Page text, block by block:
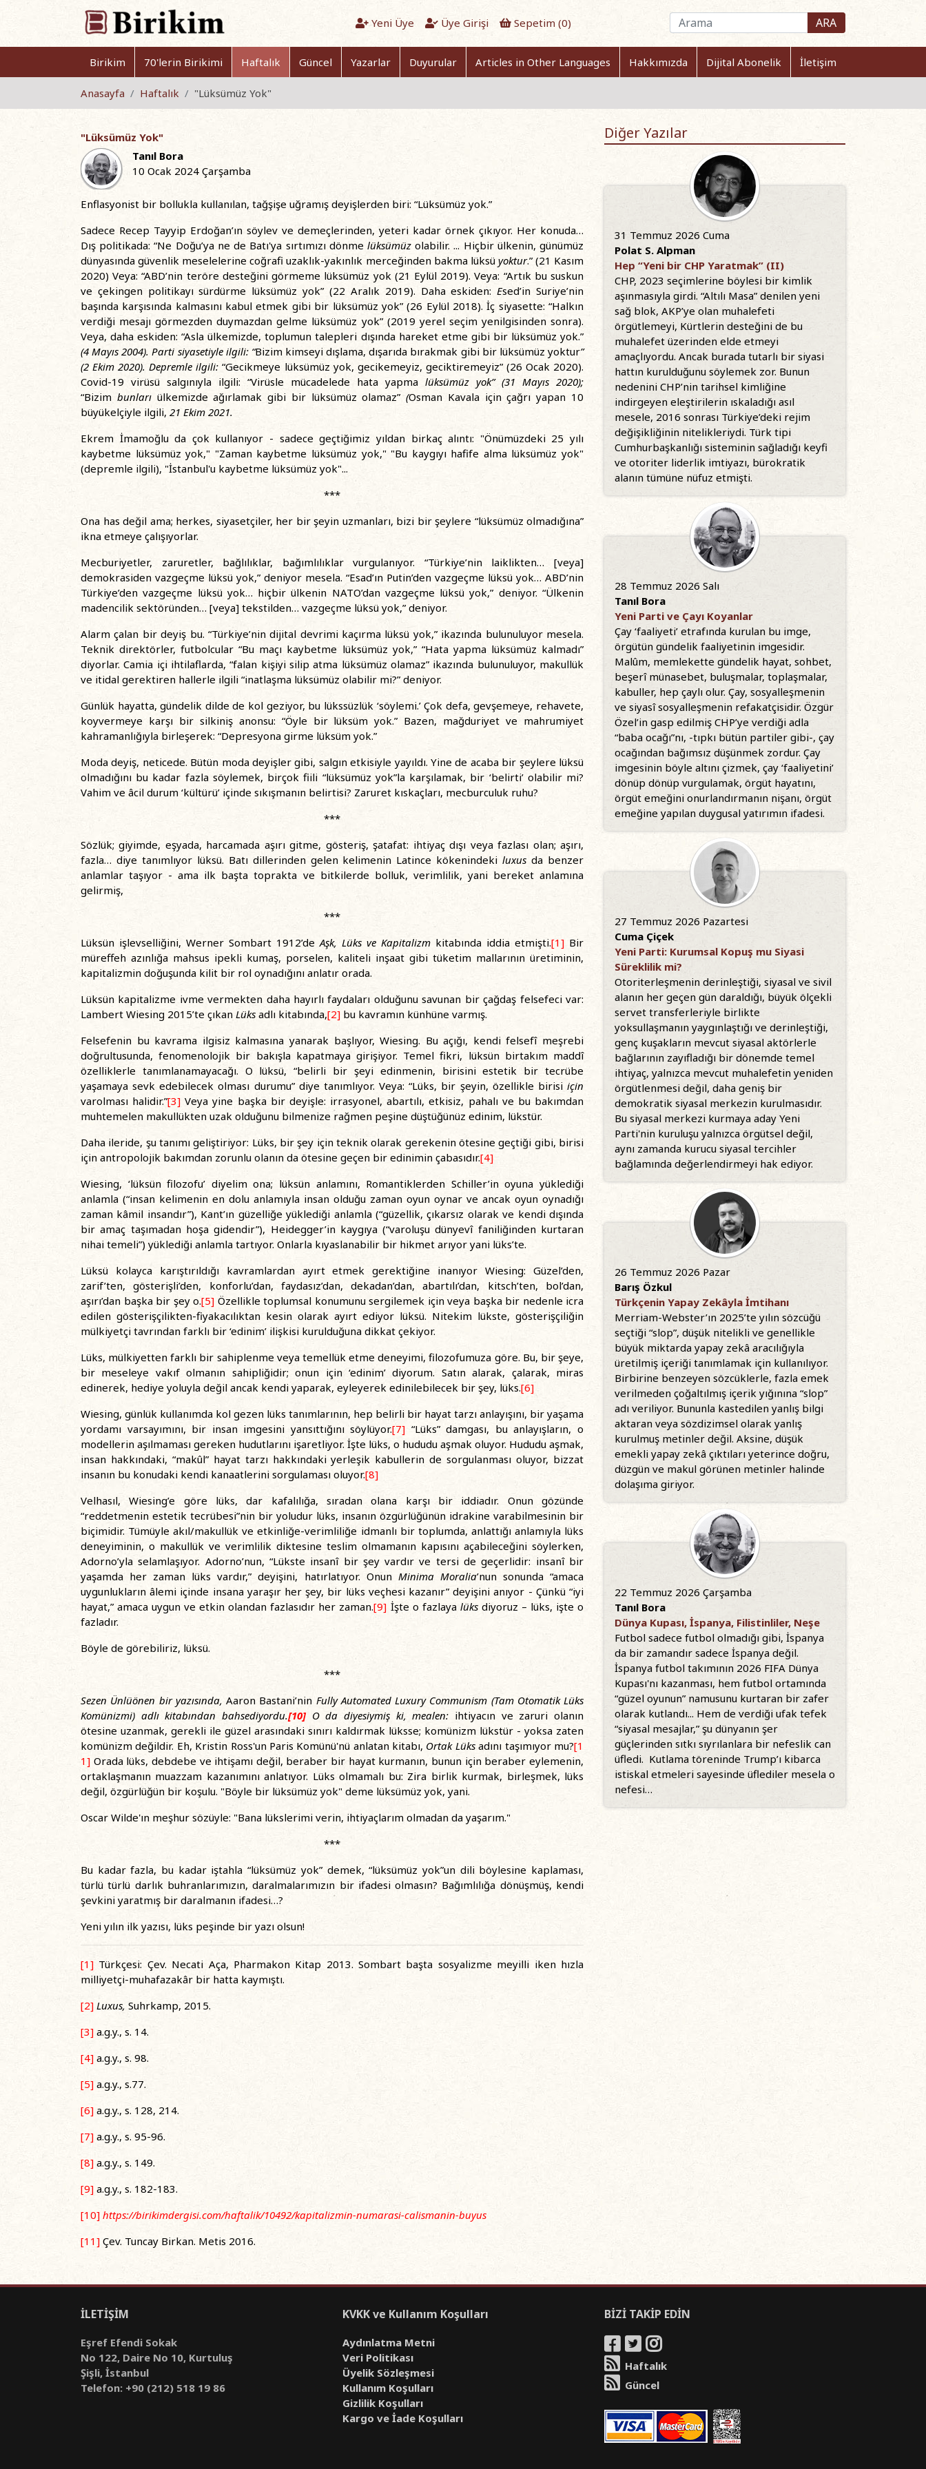
Yeni Üye Üye Girişi Sepetim (0) ARA
Birikim 70'lerin Birikimi Haftalık Güncel Yazarlar Duyurular Articles in Other Languages Hakkımızda Dijital Abonelik İletişim
Anasayfa Haftalık "Lüksümüz Yok"
"Lüksümüz Yok"
Tanıl Bora
10 Ocak 2024 Çarşamba
Enflasyonist bir bollukla kullanılan, tağşişe uğramış deyişlerden biri: “Lüksümüz yok.”
Sadece Recep Tayyip Erdoğan’ın söylev ve demeçlerinden, yeteri kadar örnek çıkıyor. Her konuda…
Dış politikada: “Ne Doğu’ya ne de Batı'ya sırtımızı dönme lüksümüzolabilir. ... Hiçbir ülkenin, günümüz
dünyasında güvenlik meselelerine coğrafi uzaklık-yakınlık merceğinden bakma lüksü yoktur.” (21 Kasım
2020) Veya: “ABD’nin teröre desteğini görmeme lüksümüz yok (21 Eylül 2019). Veya: “Artık bu suskun
ve çekingen politikayı sürdürme lüksümüz yok” (22 Aralık 2019). Daha eskiden:Esed’in Suriye’nin
başında karşısında kalmasını kabul etmek gibi bir lüksümüz yok” (26 Eylül 2018). İç siyasette: “Halkın
verdiği mesajı görmezden duymazdan gelme lüksümüz yok” (2019 yerel seçim yenilgisinden sonra).
Veya, daha eskiden: “Asla ülkemizde, toplumun talepleri dışında hareket etme gibi bir lüksümüz yok.”
(4 Mayıs 2004). Parti siyasetiyle ilgili: “Bizim kimseyi dışlama, dışarıda bırakmak gibi bir lüksümüz yoktur”
(2 Ekim 2020). Depremle ilgili: “Gecikmeye lüksümüz yok, gecikemeyiz, geciktiremeyiz” (26 Ocak 2020).
Covid-19 virüsü salgınıyla ilgili: “Virüsle mücadelede hata yapma lüksümüz yok” (31 Mayıs 2020);
“Bizim bunlarıülkemizde ağırlamak gibi bir lüksümüz olamaz”(Osman Kavala için çağrı yapan 10
büyükelçiyle ilgili, 21 Ekim 2021.
Ekrem İmamoğlu da çok kullanıyor - sadece geçtiğimiz yıldan birkaç alıntı: "Önümüzdeki 25 yılı
kaybetme lüksümüz yok," "Zaman kaybetme lüksümüz yok," "Bu kaygıyı hafife alma lüksümüz yok"
(depremle ilgili), "İstanbul'u kaybetme lüksümüz yok"...
***
Ona has değil ama; herkes, siyasetçiler, her bir şeyin uzmanları, bizi bir şeylere “lüksümüz olmadığına”
ikna etmeye çalışıyorlar.
Mecburiyetler, zaruretler, bağlılıklar, bağımlılıklar vurgulanıyor. “Türkiye’nin laiklikten… [veya]
demokrasiden vazgeçme lüksü yok,” deniyor mesela. “Esad’ın Putin’den vazgeçme lüksü yok… ABD’nin
Türkiye’den vazgeçme lüksü yok… hiçbir ülkenin NATO’dan vazgeçme lüksü yok,” deniyor. “Ülkenin
madencilik sektöründen… [veya] tekstilden… vazgeçme lüksü yok,” deniyor.
Alarm çalan bir deyiş bu. “Türkiye’nin dijital devrimi kaçırma lüksü yok,” ikazında bulunuluyor mesela.
Teknik direktörler, futbolcular “Bu maçı kaybetme lüksümüz yok,” “Hata yapma lüksümüz kalmadı”
diyorlar. Camia içi ihtilaflarda, “falan kişiyi silip atma lüksümüz olamaz” ikazında bulunuluyor, makullük
ve itidal gerektiren hallerle ilgili “inatlaşma lüksümüz olabilir mi?” deniyor.
Günlük hayatta, gündelik dilde de kol geziyor, bu lükssüzlük ‘söylemi.’ Çok defa, gevşemeye, rehavete,
koyvermeye karşı bir silkiniş anonsu: “Öyle bir lüksüm yok.” Bazen, mağduriyet ve mahrumiyet
kahramanlığıyla birleşerek: “Depresyona girme lüksüm yok.”
Moda deyiş, neticede. Bütün moda deyişler gibi, salgın etkisiyle yayıldı. Yine de acaba bir şeylere lüksü
olmadığını bu kadar fazla söylemek, birçok fiili “lüksümüz yok”la karşılamak, bir ‘belirti’ olabilir mi?
Vahim ve âcil durum ‘kültürü’ içinde sıkışmanın belirtisi? Zaruret kıskaçları, mecburculuk ruhu?
***
Sözlük; giyimde, eşyada, harcamada aşırı gitme, gösteriş, şatafat: ihtiyaç dışı veya fazlası olan; aşırı,
fazla… diye tanımlıyor lüksü. Batı dillerinden gelen kelimenin Latince kökenindekiluxus da benzer
anlamlar taşıyor - ama ilk başta toprakta ve bitkilerde bolluk, verimlilik, yani bereket anlamına
gelirmiş,
***
Lüksün işlevselliğini, Werner Sombart 1912’deAşk, Lüks ve Kapitalizm kitabında iddia etmişti.[1] Bir
müreffeh azınlığa mahsus ipekli kumaş, porselen, kaliteli inşaat gibi tüketim mallarının üretiminin,
kapitalizmin doğuşunda kilit bir rol oynadığını anlatır orada.
Lüksün kapitalizme ivme vermekten daha hayırlı faydaları olduğunu savunan bir çağdaş felsefeci var:
Lambert Wiesing 2015’te çıkan Lüks adlı kitabında,[2] bu kavramın künhüne varmış.
Felsefenin bu kavrama ilgisiz kalmasına yanarak başlıyor, Wiesing. Bu açığı, kendi felsefî meşrebi
doğrultusunda, fenomenolojik bir bakışla kapatmaya girişiyor. Temel fikri, lüksün birtakım maddî
özelliklerle tanımlanamayacağı. O lüksü, “belirli bir şeyi edinmenin, birisini estetik bir tecrübe
yaşamaya sevk edebilecek olması durumu” diye tanımlıyor. Veya: “Lüks, bir şeyin, özellikle birisi için
varolması halidir.”[3] Veya yine başka bir deyişle: irrasyonel, abartılı, etkisiz, pahalı ve bu bakımdan
muhtemelen makullükten uzak olduğunu bilmenize rağmen peşine düştüğünüz edinim, lükstür.
Daha ileride, şu tanımı geliştiriyor: Lüks, bir şey için teknik olarak gerekenin ötesine geçtiği gibi, birisi
için antropolojik bakımdan zorunlu olanın da ötesine geçen bir edinimin çabasıdır.[4]
Wiesing, ‘lüksün filozofu’ diyelim ona; lüksün anlamını, Romantiklerden Schiller’in oyuna yüklediği
anlamla (“insan kelimenin en dolu anlamıyla insan olduğu zaman oyun oynar ve ancak oyun oynadığı
zaman kâmil insandır”), Kant’ın güzelliğe yüklediği anlamla (“güzellik, çıkarsız olarak ve kendi dışında
bir amaç taşımadan hoşa gidendir”), Heidegger’in kaygıya (“varoluşu dünyevî faniliğinden kurtaran
nihai temeli”) yüklediği anlamla tartıyor. Onlarla kıyaslanabilir bir hikmet arıyor yani lüks’te.
Lüksü kolayca karıştırıldığı kavramlardan ayırt etmek gerektiğine inanıyor Wiesing: Güzel’den,
zarif’ten, gösterişli’den, konforlu’dan, faydasız’dan, dekadan’dan, abartılı’dan, kitsch’ten, bol’dan,
aşırı’dan başka bir şey o.[5] Özellikle toplumsal konumunu sergilemek için veya başka bir nedenle icra
edilen gösterişçilikten-fiyakacılıktan kesin olarak ayırt ediyor lüksü. Nitekim lükste, gösterişçiliğin
mülkiyetçi tavrından farklı bir ‘edinim’ ilişkisi kurulduğuna dikkat çekiyor.
Lüks, mülkiyetten farklı bir sahiplenme veya temellük etme deneyimi, filozofumuza göre. Bu, bir şeye,
bir meseleye vakıf olmanın sahipliğidir; onun için ‘edinim’ diyorum. Satın alarak, çalarak, miras
edinerek, hediye yoluyla değil ancak kendi yaparak, eyleyerek edinilebilecek bir şey, lüks.[6]
Wiesing, günlük kullanımda kol gezen lüks tanımlarının, hep belirli bir hayat tarzı anlayışını, bir yaşama
yordamı varsayımını, bir insan imgesini yansıttığını söylüyor.[7] “Lüks” damgası, bu anlayışların, o
modellerin aşılmaması gereken hudutlarını işaretliyor. İşte lüks, o hududu aşmak oluyor. Hududu aşmak,
insan hakkındaki, “makûl” hayat tarzı hakkındaki yerleşik kabullerin de sorgulanması oluyor, bizzat
insanın bu konudaki kendi kanaatlerini sorgulaması oluyor.[8]
Velhasıl, Wiesing’e göre lüks, dar kafalılığa, sıradan olana karşı bir iddiadır. Onun gözünde
“reddetmenin estetik tecrübesi”nin bir yoludur lüks, insanın özgürlüğünün idrakine varabilmesinin bir
biçimidir. Tümüyle akıl/makullük ve etkinliğe-verimliliğe idmanlı bir toplumda, anlattığı anlamıyla lüks
deneyiminin, o makullük ve verimlilik diktesine teslim olmamanın kapısını açabileceğini söylerken,
Adorno’yla selamlaşıyor. Adorno’nun, “Lükste insanî bir şey vardır ve tersi de geçerlidir: insanî bir
yaşamda her zaman lüks vardır,” deyişini, hatırlatıyor. Onun Minima Moralia’nun sonunda “amaca
uygunlukların âlemi içinde insana yaraşır her şey, bir lüks veçhesi kazanır” deyişini anıyor - Çünkü “iyi
hayat,” amaca uygun ve etkin olandan fazlasıdır her zaman.[9] İşte o fazlaya lüks diyoruz – lüks, işte o
fazladır.
Böyle de görebiliriz, lüksü.
***
Sezen Ünlüönen bir yazısında, Aaron Bastani’nin Fully Automated Luxury Communism (Tam Otomatik Lüks
Komünizmi) adlı kitabından bahsediyordu.[10]O da diyesiymiş ki, mealen: ihtiyacın ve zaruri olanın
ötesine uzanmak, gerekli ile güzel arasındaki sınırı kaldırmak lüksse; komünizm lükstür - yoksa zaten
komünizm değildir. Eh, Kristin Ross'un Paris Komünü'nü anlatan kitabı, Ortak Lüksadını taşımıyor mu?[1
1] Orada lüks, debdebe ve ihtişamı değil, beraber bir hayat kurmanın, bunun için beraber eylemenin,
ortaklaşmanın muazzam kazanımını anlatıyor. Lüks olmamalı bu: Zira birlik kurmak, birleşmek, lüks
değil, özgürlüğün bir koşulu. "Böyle bir lüksümüz yok" deme lüksümüz yok, yani.
Oscar Wilde'ın meşhur sözüyle: "Bana lükslerimi verin, ihtiyaçlarım olmadan da yaşarım."
***
Bu kadar fazla, bu kadar iştahla “lüksümüz yok” demek, “lüksümüz yok”un dili böylesine kaplaması,
türlü türlü darlık buhranlarımızın, daralmalarımızın bir ifadesi olmasın? Bağımlılığa dönüşmüş, kendi
şevkini yaratmış bir daralmanın ifadesi…?
Yeni yılın ilk yazısı, lüks peşinde bir yazı olsun!
[1] Türkçesi: Çev. Necati Aça, Pharmakon Kitap 2013. Sombart başta sosyalizme meyilli iken hızla
milliyetçi-muhafazakâr bir hatta kaymıştı.
[2] Luxus, Suhrkamp, 2015.
[3] a.g.y., s. 14.
[4] a.g.y., s. 98.
[5] a.g.y., s.77.
[6] a.g.y., s. 128, 214.
[7] a.g.y., s. 95-96.
[8] a.g.y., s. 149.
[9] a.g.y., s. 182-183.
[10] https://birikimdergisi.com/haftalik/10492/kapitalizmin-numarasi-calismanin-buyus
[11] Çev. Tuncay Birkan. Metis 2016.
Diğer Yazılar
31 Temmuz 2026 Cuma
Polat S. Alpman
Hep “Yeni bir CHP Yaratmak” (II)
CHP, 2023 seçimlerine böylesi bir kimlik
aşınmasıyla girdi. “Altılı Masa” denilen yeni
sağ blok, AKP’ye olan muhalefeti
örgütlemeyi, Kürtlerin desteğini de bu
muhalefet üzerinden elde etmeyi
amaçlıyordu. Ancak burada tutarlı bir siyasi
hattın kurulduğunu söylemek zor. Bunun
nedenini CHP’nin tarihsel kimliğine
indirgeyen eleştirilerin ıskaladığı asıl
mesele, 2016 sonrası Türkiye’deki rejim
değişikliğinin nitelikleriydi. Türk tipi
Cumhurbaşkanlığı sisteminin sağladığı keyfi
ve otoriter liderlik imtiyazı, bürokratik
alanın tümüne nüfuz etmişti.
28 Temmuz 2026 Salı
Tanıl Bora
Yeni Parti ve Çayı Koyanlar
Çay ‘faaliyeti’ etrafında kurulan bu imge,
örgütün gündelik faaliyetinin imgesidir.
Malûm, memlekette gündelik hayat, sohbet,
beşerî münasebet, buluşmalar, toplaşmalar,
kabuller, hep çaylı olur. Çay, sosyalleşmenin
ve siyasî sosyalleşmenin refakatçisidir. Özgür
Özel’in gasp edilmiş CHP’ye verdiği adla
“baba ocağı”nı, -tıpkı bütün partiler gibi-, çay
ocağından bağımsız düşünmek zordur. Çay
imgesinin böyle altını çizmek, çay ‘faaliyetini’
dönüp dönüp vurgulamak, örgüt hayatını,
örgüt emeğini onurlandırmanın nişanı, örgüt
emeğine yapılan duygusal yatırımın ifadesi.
27 Temmuz 2026 Pazartesi
Cuma Çiçek
Yeni Parti: Kurumsal Kopuş mu Siyasi
Süreklilik mi?
Otoriterleşmenin derinleştiği, siyasal ve sivil
alanın her geçen gün daraldığı, büyük ölçekli
servet transferleriyle birlikte
yoksullaşmanın yaygınlaştığı ve derinleştiği,
genç kuşakların mevcut siyasal aktörlerle
bağlarının zayıfladığı bir dönemde temel
ihtiyaç, yalnızca mevcut muhalefetin yeniden
örgütlenmesi değil, daha geniş bir
demokratik siyasal merkezin kurulmasıdır.
Bu siyasal merkezi kurmaya aday Yeni
Parti'nin kuruluşu yalnızca örgütsel değil,
aynı zamanda kurucu siyasal tercihler
bağlamında değerlendirmeyi hak ediyor.
26 Temmuz 2026 Pazar
Barış Özkul
Türkçenin Yapay Zekâyla İmtihanı
Merriam-Webster’ın 2025’te yılın sözcüğü
seçtiği “slop”, düşük nitelikli ve genellikle
büyük miktarda yapay zekâ aracılığıyla
üretilmiş içeriği tanımlamak için kullanılıyor.
Birbirine benzeyen sözcüklerle, fazla emek
verilmeden çoğaltılmış içerik yığınına “slop”
adı veriliyor. Bununla kastedilen yanlış bilgi
aktaran veya sözdizimsel olarak yanlış
kurulmuş metinler değil. Aksine, düşük
emekli yapay zekâ çıktıları yeterince doğru,
düzgün ve makul görünen metinler halinde
dolaşıma giriyor.
22 Temmuz 2026 Çarşamba
Tanıl Bora
Dünya Kupası, İspanya, Filistinliler, Neşe
Futbol sadece futbol olmadığı gibi, İspanya
da bir zamandır sadece İspanya değil.
İspanya futbol takımının 2026 FIFA Dünya
Kupası'nı kazanması, hem futbol ortamında
“güzel oyunun” namusunu kurtaran bir zafer
olarak kutlandı... Hem de verdiği ufak tefek
“siyasal mesajlar,” şu dünyanın şer
güçlerinden sıtkı sıyrılanlara bir nefeslik can
üfledi. Kutlama töreninde Trump’ı kibarca
istiskal etmeleri sayesinde üflediler mesela o
nefesi…
İLETİŞİM
Eşref Efendi Sokak
No 122, Daire No 10, Kurtuluş
Şişli, İstanbul
Telefon: +90 (212) 518 19 86
KVKK ve Kullanım Koşulları
Aydınlatma Metni
Veri Politikası
Üyelik Sözleşmesi
Kullanım Koşulları
Gizlilik Koşulları
Kargo ve İade Koşulları
BİZİ TAKİP EDİN
Haftalık
Güncel